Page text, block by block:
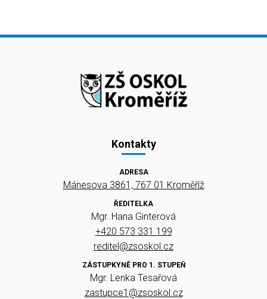
Kontakty
ADRESA
Mánesova 3861, 767 01 Kroměříž
ŘEDITELKA
Mgr. Hana Ginterová
+420 573 331 199
reditel@zsoskol.cz
ZÁSTUPKYNĚ PRO 1. STUPEŇ
Mgr. Lenka Tesařová
zastupce1@zsoskol.cz